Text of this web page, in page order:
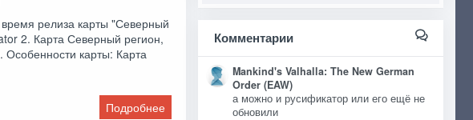
релиза карты "Северный
2. Карта Северный регион,
карты: Карта
Подробнее
Комментарии
Mankind's Valhalla: The New German
Order (EAW)
а можно и русификатор или его ещё не
обновили